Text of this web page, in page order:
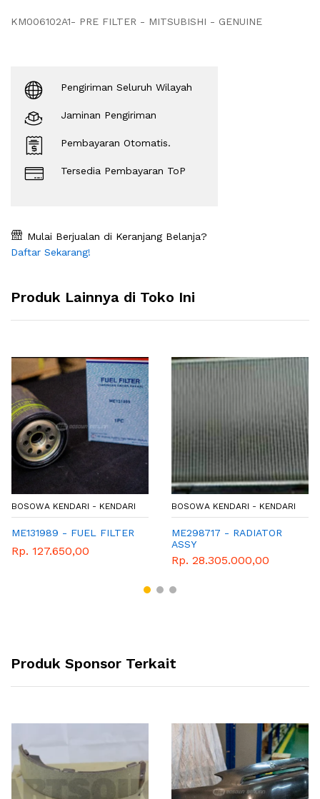
KM006102A1- PRE FILTER - MITSUBISHI - GENUINE
Pengiriman Seluruh Wilayah
Jaminan Pengiriman
Pembayaran Otomatis.
Tersedia Pembayaran ToP
Mulai Berjualan di Keranjang Belanja?
Daftar Sekarang!
Produk Lainnya di Toko Ini
BOSOWA KENDARI - KENDARI
ME131989 - FUEL FILTER
Rp. 127.650,00
BOSOWA KENDARI - KENDARI
ME298717 - RADIATOR
ASSY
Rp. 28.305.000,00
Produk Sponsor Terkait